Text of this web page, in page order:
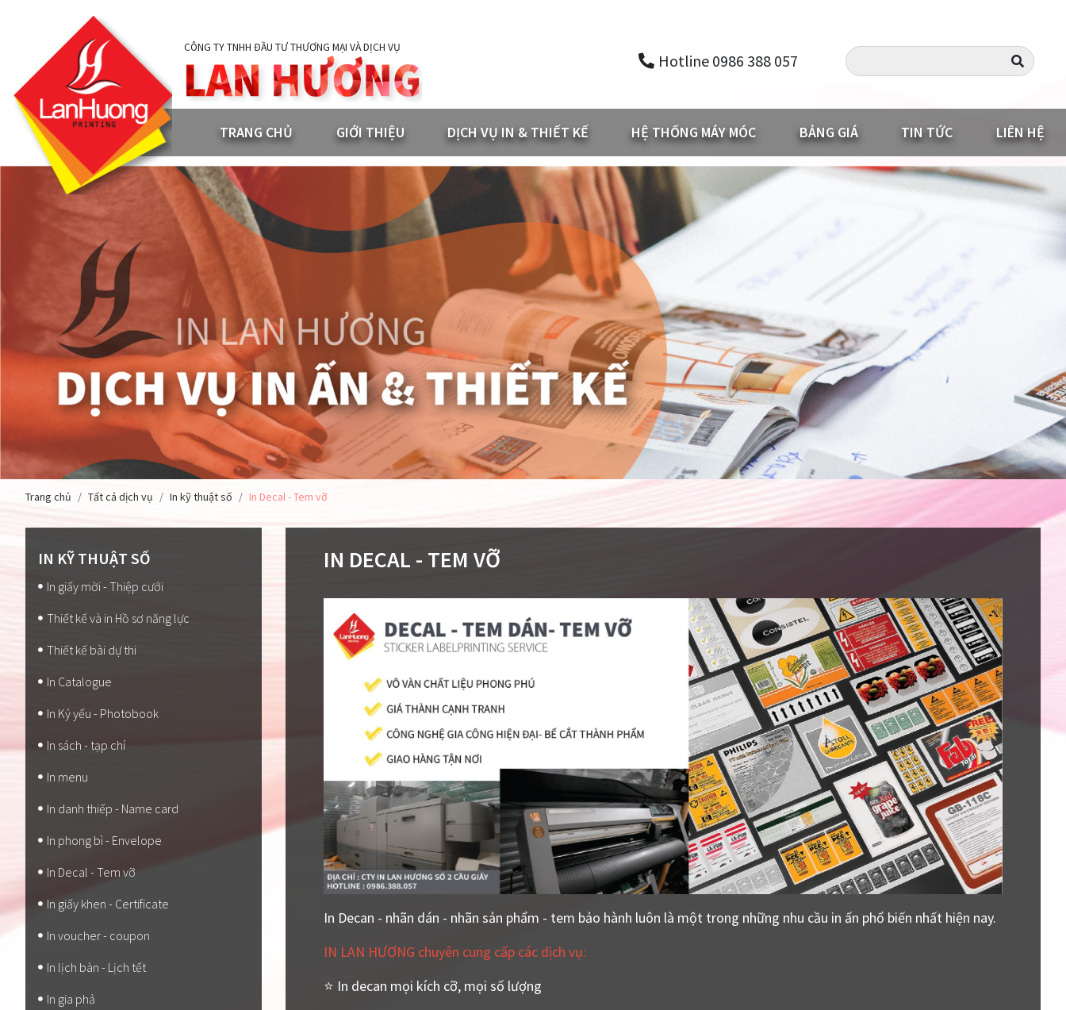
CÔNG TY TNHH ĐẦU TƯ THƯƠNG MẠI VÀ DỊCH VỤ
Hotline 0986 388 057
TRANG CHỦ GIỚI THIỆU DỊCH VỤ IN & THIẾT KẾ HỆ THỐNG MÁY MÓC BẢNG GIÁ TIN TỨC LIÊN HỆ
Trang chủ Tất cả dịch vụ In kỹ thuật số In Decal - Tem vỡ
IN KỸ THUẬT SỐ
In giấy mời - Thiệp cưới
Thiết kế và in Hồ sơ năng lực
Thiết kế bài dự thi
In Catalogue
In Kỷ yếu - Photobook
In sách - tạp chí
In menu
In danh thiếp - Name card
In phong bì - Envelope
In Decal - Tem vỡ
In giấy khen - Certificate
In voucher - coupon
In lịch bàn - Lịch tết
In gia phả
IN DECAL - TEM VỠ
In Decan - nhãn dán - nhãn sản phẩm - tem bảo hành luôn là một trong những nhu cầu in ấn phổ biến nhất hiện nay.
IN LAN HƯƠNG chuyên cung cấp các dịch vụ:
⭐ In decan mọi kích cỡ, mọi số lượng